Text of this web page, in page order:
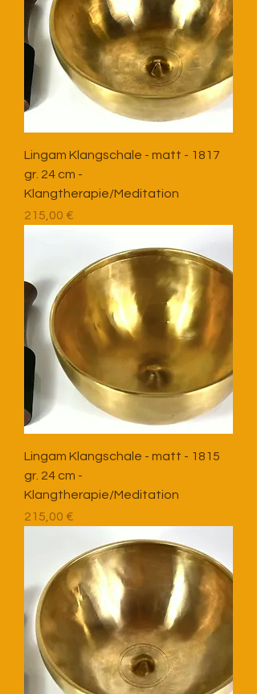
Lingam Klangschale - matt - 1817
gr. 24 cm -
Klangtherapie/Meditation
Preis
215,00 €
Lingam Klangschale - matt - 1815
gr. 24 cm -
Klangtherapie/Meditation
Preis
215,00 €